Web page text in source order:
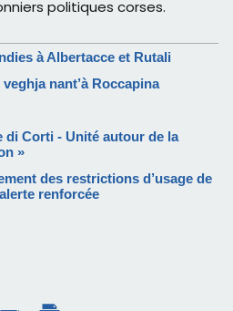
politiques corses.
à Albertacce et Rutali
nant’à Roccapina
di Corti - Unité autour de la
»
des restrictions d’usage de
renforcée